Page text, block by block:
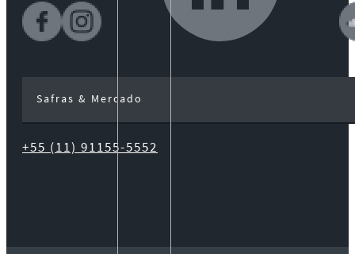
Safras & Mercado
+55 (11) 91155-5552